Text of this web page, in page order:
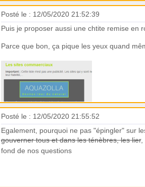
Posté le : 12/05/2020 21:52:39
Puis je proposer aussi une chtite remise en
Parce que bon, ça pique les yeux quand
Posté le : 12/05/2020 21:55:52
Egalement, pourquoi ne pas "épingler" sur
gouverner tous et dans les ténèbres, les lier,
fond de nos questions